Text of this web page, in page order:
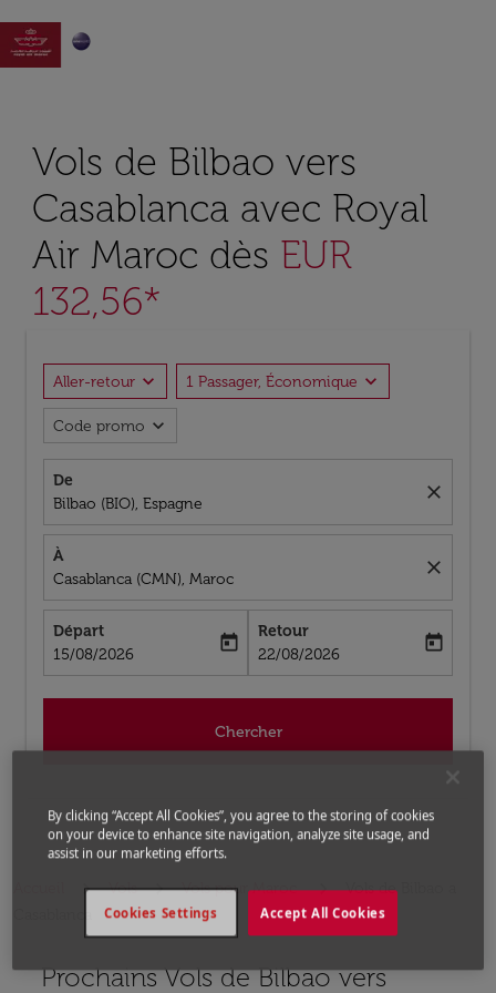

Vols de Bilbao vers
Casablanca avec Royal
Air Maroc dès EUR
132,56*
Aller-retour expand_more 1 Passager, Économique expand_more
Code promo expand_more
De
Bilbao (BIO), Espagne
close
À
Casablanca (CMN), Maroc
close
Départ
fc-booking-departure-date-aria-label
15/08/2026
today
Retour
fc-booking-return-date-aria-label
22/08/2026
today
Chercher
Vols Vols pour Maroc
Vols de Bilbao a
Prochains Vols de Bilbao vers
By clicking “Accept All Cookies”, you agree to the storing of cookies
on your device to enhance site navigation, analyze site usage, and
assist in our marketing efforts.
Accept All Cookies
Cookies Settings